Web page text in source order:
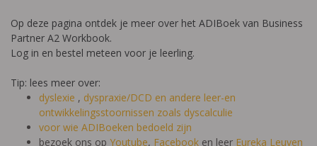
Op deze pagina ontdek je meer over het ADIBoek van Business
Partner A2 Workbook.
Log in en bestel meteen voor je leerling.
Tip: lees meer over:
dyslexie , dyspraxie/DCD en andere leer-en
ontwikkelingsstoornissen zoals dyscalculie
voor wie ADIBoeken bedoeld zijn
bezoek ons op Youtube, Facebook en leer Eureka Leuven